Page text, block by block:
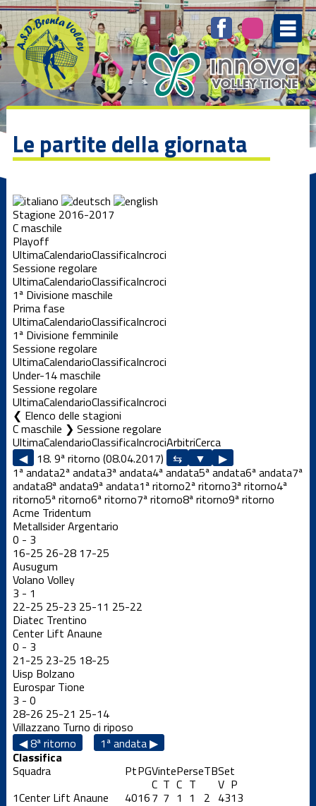
Le partite della giornata
Stagione 2016-2017
C maschile
Playoff
UltimaCalendarioClassificaIncroci
Sessione regolare
UltimaCalendarioClassificaIncroci
1ª Divisione maschile
Prima fase
UltimaCalendarioClassificaIncroci
1ª Divisione femminile
Sessione regolare
UltimaCalendarioClassificaIncroci
Under-14 maschile
Sessione regolare
UltimaCalendarioClassificaIncroci
Elenco delle stagioni
C maschile ❯ Sessione regolare
UltimaCalendarioClassificaIncrociArbitriCerca
◀ 18. 9ª ritorno (08.04.2017)
▶
1ª andata2ª andata3ª andata4ª andata5ª andata6ª andata7ª
andata8ª andata9ª andata1ª ritorno2ª ritorno3ª ritorno4ª
ritorno5ª ritorno6ª ritorno7ª ritorno8ª ritorno9ª ritorno
Acme Tridentum
Metallsider Argentario
0 - 3
16-25 26-28 17-25
Ausugum
Volano Volley
3 - 1
22-25 25-23 25-11 25-22
Diatec Trentino
Center Lift Anaune
0 - 3
21-25 23-25 18-25
Uisp Bolzano
Eurospar Tione
3 - 0
28-26 25-21 25-14
Villazzano Turno di riposo
◀ 8ª ritorno
1ª andata ▶
Classifica
Squadra PtPGVintePerseTBSet
C T C T V P
1Center Lift Anaune 40167 7 1 1 2 4313